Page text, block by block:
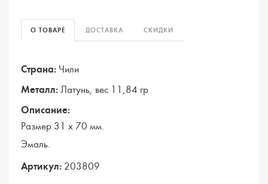
О ТОВАРЕ ДОСТАВКА СКИДКИ
Страна: Чили
Металл: Латунь, вес 11,84 гр
Описание:
Размер 31 х 70 мм.
Эмаль.
Артикул: 203809